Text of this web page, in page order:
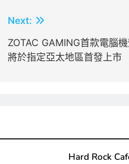
Next:
ZOTAC GAMING首款電腦
將於指定亞太地區首發上市
Hard Rock